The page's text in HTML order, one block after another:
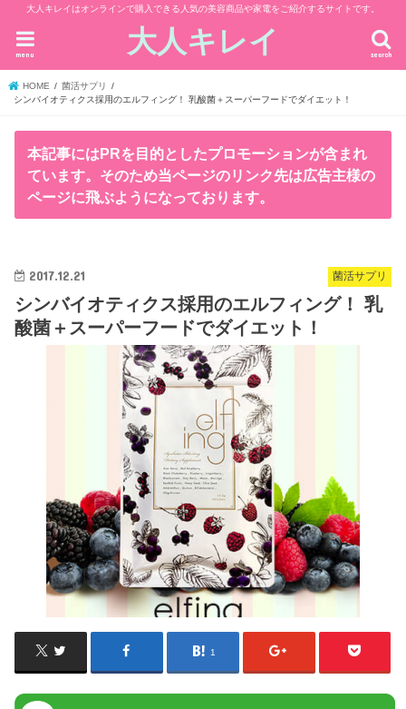
大人キレイはオンラインで購入できる人気の美容商品や家電をご紹介するサイトです。
大人キレイ search
menu
HOME
菌活サプリ
シンバイオティクス採用のエルフィング！ 乳酸菌＋スーパーフードでダイエット！
本記事にはPRを目的としたプロモーションが含まれ
ています。そのため当ページのリンク先は広告主様の
ページに飛ぶようになっております。
菌活サプリ
2017.12.21
シンバイオティクス採用のエルフィング！ 乳
酸菌＋スーパーフードでダイエット！
1